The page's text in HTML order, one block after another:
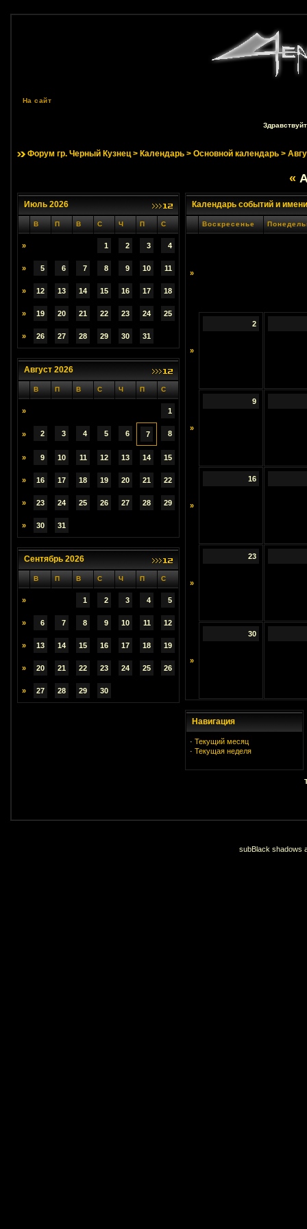
На сайт
Форум гр. Черный Кузнец> Календарь> Основной календарь>
«
Июль 2026
В П В С Ч П С
» 1 2 3 4
» 5 6 7 8 9 10 11
» 12 13 14 15 16 17 18
» 19 20 21 22 23 24 25
» 26 27 28 29 30 31
Август 2026
В П В С Ч П С
» 1
» 2 3 4 5 6 7 8
» 9 10 11 12 13 14 15
» 16 17 18 19 20 21 22
» 23 24 25 26 27 28 29
» 30 31
Сентябрь 2026
В П В С Ч П С
» 1 2 3 4 5
» 6 7 8 9 10 11 12
» 13 14 15 16 17 18 19
» 20 21 22 23 24 25 26
» 27 28 29 30
Календарь событий и
Воскресенье
»
»
2
»
9
»
16
»
23
»
30
Навигация
· Текущий месяц
· Текущая неделя
subBlack shadows